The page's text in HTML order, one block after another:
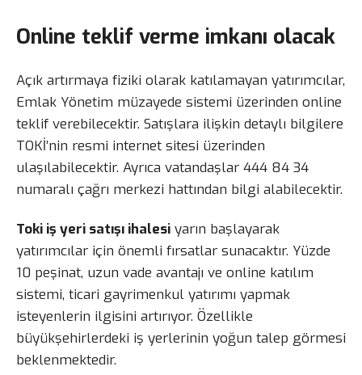
Online teklif verme imkanı olacak
Açık artırmaya fiziki olarak katılamayan yatırımcılar,
Emlak Yönetim müzayede sistemi üzerinden online
teklif verebilecektir. Satışlara ilişkin detaylı bilgilere
TOKİ’nin resmi internet sitesi üzerinden
ulaşılabilecektir. Ayrıca vatandaşlar 444 84 34
numaralı çağrı merkezi hattından bilgi alabilecektir.
Toki iş yeri satışı ihalesi yarın başlayarak
yatırımcılar için önemli fırsatlar sunacaktır. Yüzde
10 peşinat, uzun vade avantajı ve online katılım
sistemi, ticari gayrimenkul yatırımı yapmak
isteyenlerin ilgisini artırıyor. Özellikle
büyükşehirlerdeki iş yerlerinin yoğun talep görmesi
beklenmektedir.